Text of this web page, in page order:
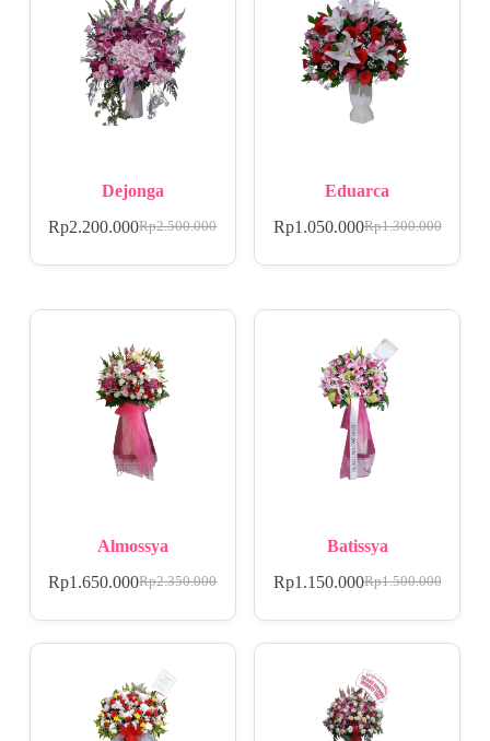
Dejonga
Rp2.500.000
Rp2.200.000
Eduarca
Rp1.300.000
Rp1.050.000
Almossya
Rp2.350.000
Rp1.650.000
Batissya
Rp1.500.000
Rp1.150.000